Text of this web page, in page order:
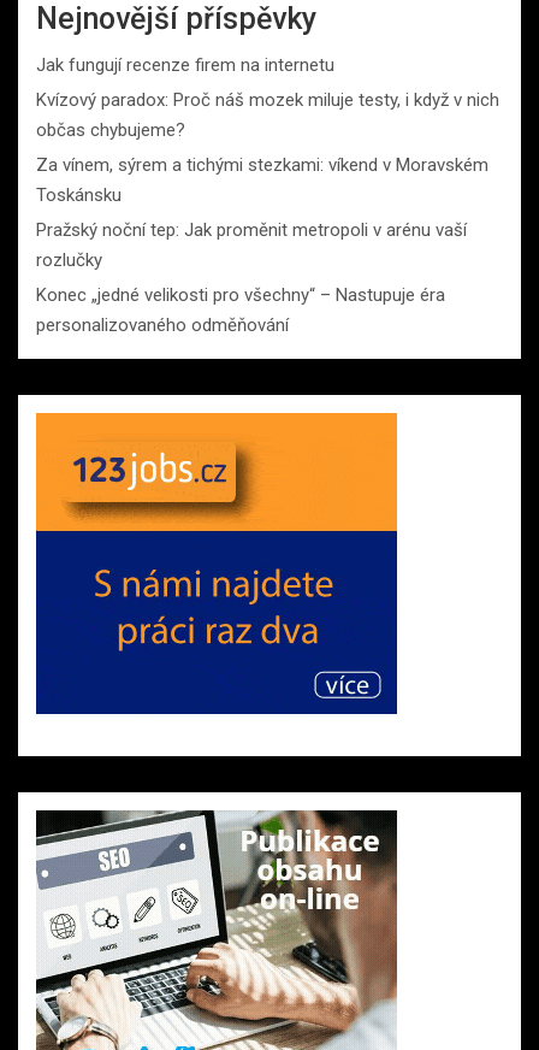
Nejnovější příspěvky
Jak fungují recenze firem na internetu
Kvízový paradox: Proč náš mozek miluje testy, i když v nich
občas chybujeme?
Za vínem, sýrem a tichými stezkami: víkend v Moravském
Toskánsku
Pražský noční tep: Jak proměnit metropoli v arénu vaší
rozlučky
Konec „jedné velikosti pro všechny“ – Nastupuje éra
personalizovaného odměňování